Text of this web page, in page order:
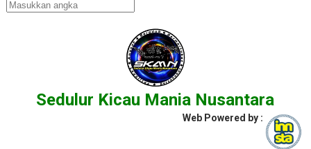
Sedulur Kicau Mania Nusantara
Web Powered by :